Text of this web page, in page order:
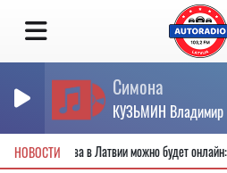
Симона
КУЗЬМИН Владимир
НОВОСТИправа в Латвии можно будет